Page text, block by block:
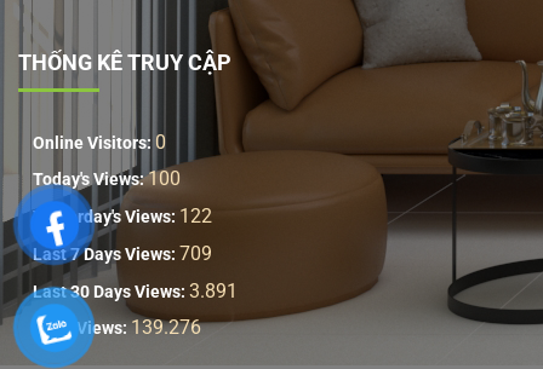
THỐNG KÊ TRUY CẬP
Online Visitors: 0
Today's Views:100
Yesterday's Views: 122
Last 7 Days Views: 709
Last 30 Days Views: 3.891
Total Views:139.276